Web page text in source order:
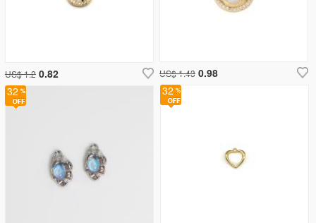
32 32
US$ 1.2 0.82 US$ 1.43 0.98